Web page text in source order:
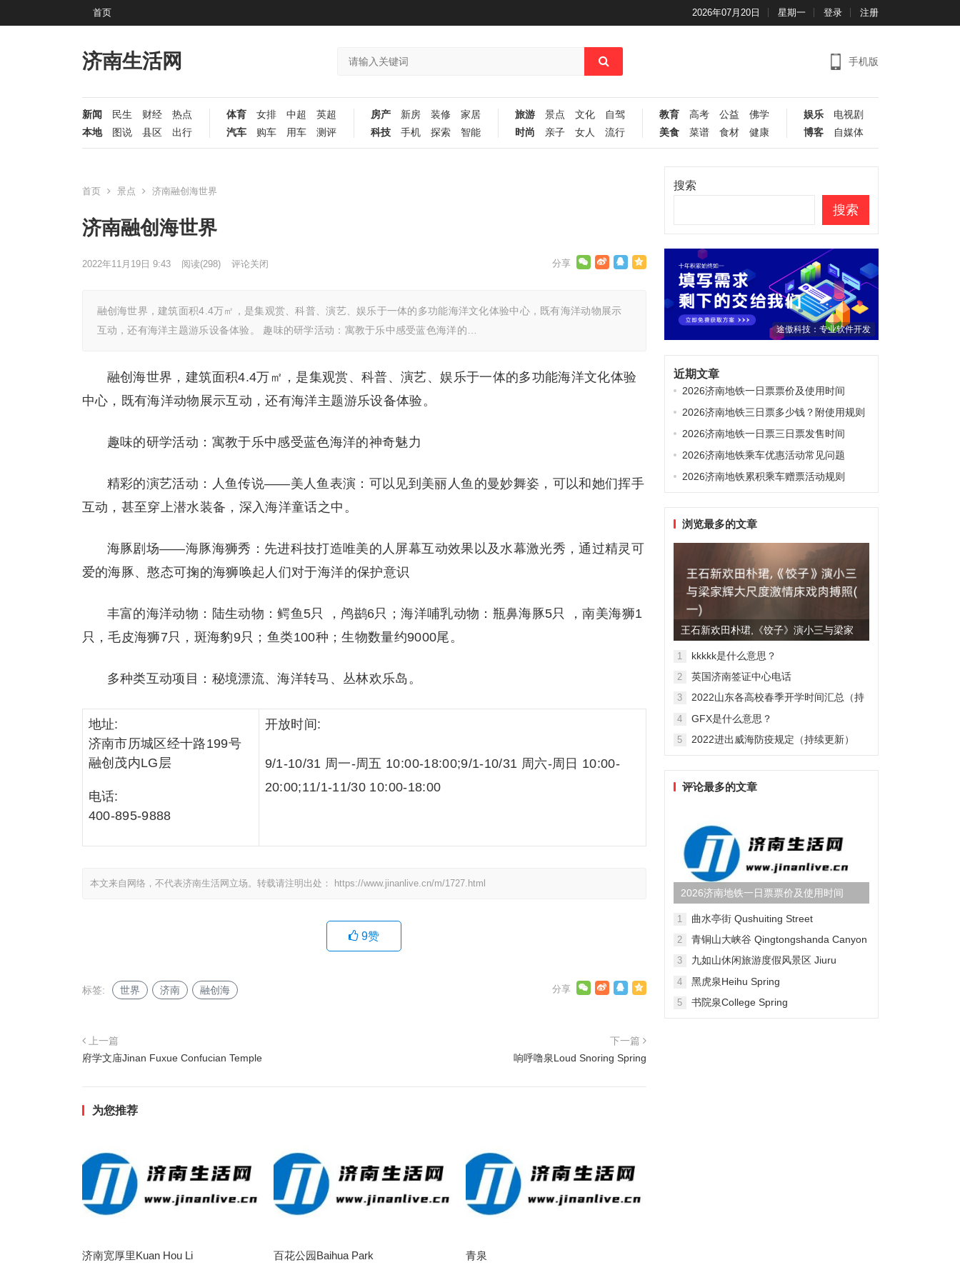
首页 2026年07月20日 星期一 登录 注册
济南生活网 手机版
新闻 民生 财经
热点
本地
图说 县区 出行
体育 女排 中超
英超
汽车
购车 用车 测评
房产 新房 装修
家居
科技
手机 探索 智能
旅游 景点 文化
自驾
时尚
亲子 女人 流行
教育 高考 公益
佛学
美食
菜谱 食材 健康
娱乐
电视剧
博客
自媒体
首页 景点 济南融创海世界
济南融创海世界
2022年11月19日 9:43 阅读(298) 评论关闭
融创海世界，建筑面积4.4万㎡，是集观赏、科普、演艺、娱乐于一体的多功能海洋文化体验中心，既有海洋动物展示
互动，还有海洋主题游乐设备体验。 趣味的研学活动：寓教于乐中感受蓝色海洋的…
融创海世界，建筑面积4.4万㎡，是集观赏、科普、演艺、娱乐于一体的多功能海洋文化体验
中心，既有海洋动物展示互动，还有海洋主题游乐设备体验。
趣味的研学活动：寓教于乐中感受蓝色海洋的神奇魅力
精彩的演艺活动：人鱼传说——美人鱼表演：可以见到美丽人鱼的曼妙舞姿，可以和她们挥手
互动，甚至穿上潜水装备，深入海洋童话之中。
海豚剧场——海豚海狮秀：先进科技打造唯美的人屏幕互动效果以及水幕激光秀，通过精灵可
爱的海豚、憨态可掬的海狮唤起人们对于海洋的保护意识
丰富的海洋动物：陆生动物：鳄鱼 5只 ，鸬鹚6只；海洋哺乳动物：瓶鼻海豚5只 ，南美海狮1
只，毛皮海狮7只，斑海豹9只；鱼类100种；生物数量约9000尾。
多种类互动项目：秘境漂流、海洋转马、 丛林欢乐岛 。
地址:
济南市历城区经十路199号
融创茂内LG层
电话:
400-895-9888
开放时间:
9/1-10/31 周一-周五 10:00-18:00;9/1-10/31 周六-周日 10:00-
20:00;11/1-11/30 10:00-18:00
本文来自网络，不代表济南生活网立场。转载请注明出处： https://www.jinanlive.cn/m/1727.html
9赞
标签: 世界 济南 融创海
上一篇
府学文庙Jinan Fuxue Confucian Temple
下一篇
响呼噜泉Loud Snoring Spring
为您推荐
济南宽厚里Kuan Hou Li 百花公园Baihua Park 青泉
搜索
搜索
途傲科技：专业软件开发
近期文章
2026济南地铁一日票票价及使用时间
2026济南地铁三日票多少钱？附使用规则
2026济南地铁一日票三日票发售时间
2026济南地铁乘车优惠活动常见问题
2026济南地铁累积乘车赠票活动规则
浏览最多的文章
王石新欢田朴珺,《饺子》演小三与梁家
辉大尺度激情床戏肉搏照(...
1 kkkkk是什么意思？
2 英国济南签证中心电话
3
2022山东各高校春季开学时间汇总（持
4 GFX是什么意思？
5 2022进出威海防疫规定（持续更新）
评论最多的文章
2026济南地铁一日票票价及使用时间
1 曲水亭街 Qushuiting Street
2 青铜山大峡谷 Qingtongshanda Canyon
3
九如山休闲旅游度假风景区 Jiuru
4 黑虎泉Heihu Spring
5 书院泉College Spring